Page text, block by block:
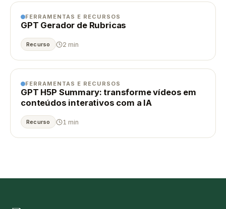
FERRAMENTAS E RECURSOS
GPT Gerador de Rubricas
Recurso 2 min
FERRAMENTAS E RECURSOS
GPT H5P Summary: transforme vídeos em
conteúdos interativos com a IA
Recurso 1 min